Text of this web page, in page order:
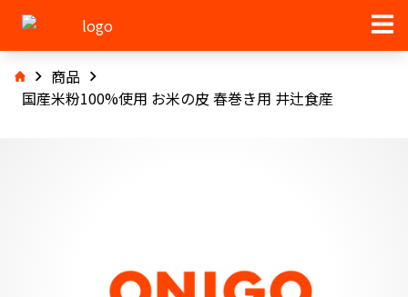
商品
国産米粉100%使用 お米の皮 春巻き用 井辻食産